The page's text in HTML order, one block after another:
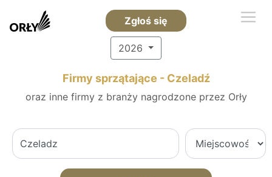
Zgłoś się
2026
Firmy sprzątające - Czeladź
oraz inne firmy z branży nagrodzone przez Orły